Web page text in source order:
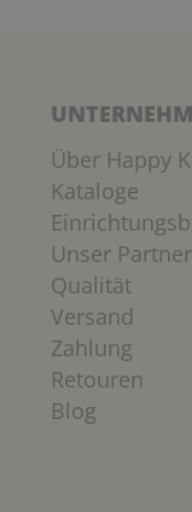
Über Happy
Kataloge
Unser
Qualität
Versand
Zahlung
Retouren
Blog